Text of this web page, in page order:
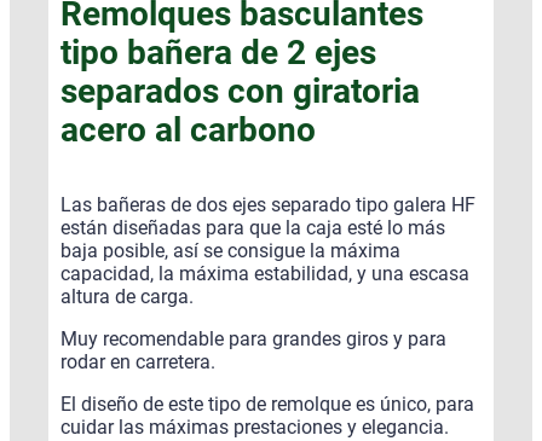
Remolques basculantes
tipo bañera de 2 ejes
separados con giratoria
acero al carbono
Las bañeras de dos ejes separado tipo galera HF
están diseñadas para que la caja esté lo más
baja posible, así se consigue la máxima
capacidad, la máxima estabilidad, y una escasa
altura de carga.
Muy recomendable para grandes giros y para
rodar en carretera.
El diseño de este tipo de remolque es único, para
cuidar las máximas prestaciones y elegancia.